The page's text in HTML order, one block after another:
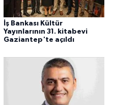
İş Bankası Kültür
Yayınlarının 31. kitabevi
Gaziantep'te açıldı